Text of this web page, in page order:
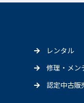
レンタル
修理・メン
認定中古販